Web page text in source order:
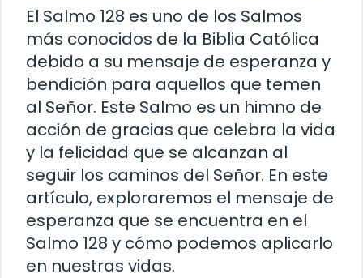
El Salmo 128 es uno de los Salmos
más conocidos de la Biblia Católica
debido a su mensaje de esperanza y
bendición para aquellos que temen
al Señor. Este Salmo es un himno de
acción de gracias que celebra la vida
y la felicidad que se alcanzan al
seguir los caminos del Señor. En este
artículo, exploraremos el mensaje de
esperanza que se encuentra en el
Salmo 128 y cómo podemos aplicarlo
en nuestras vidas.